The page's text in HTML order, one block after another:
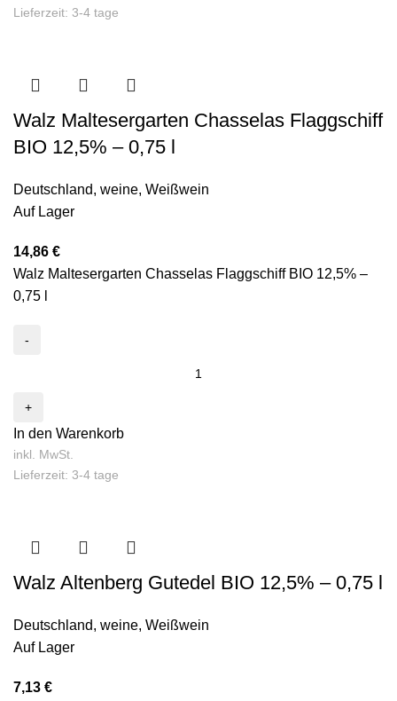
Lieferzeit: 3-4 tage
Walz Maltesergarten Chasselas Flaggschiff
BIO 12,5% – 0,75 l
Deutschland, weine, Weißwein
Auf Lager
14,86 €
Walz Maltesergarten Chasselas Flaggschiff BIO 12,5% –
0,75 l
In den Warenkorb
inkl. MwSt.
Lieferzeit: 3-4 tage
Walz Altenberg Gutedel BIO 12,5% – 0,75 l
Deutschland, weine, Weißwein
Auf Lager
7,13 €